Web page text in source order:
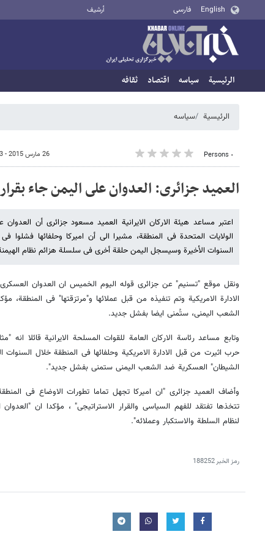
English فارسی أرشيف
الرئيسية سیاسه اقتصاد ثقافه
الرئيسية سیاسه
٠ Persons 26 مارس 2015 - 16:03
العمید جزائری: العدوان على الیمن جاء
اعتبر مساعد هیئة الارکان الایرانیة العمید مسعود جزائری أن العدوان
الولایات المتحدة فی المنطقة، مشیرا الى أن امیرکا وحلفائها
السنوات الأخیرة وسیسجل الیمن حلقة أخرى فی سلسلة هزائم نظام
ونقل موقع "تسنیم" عن جزائری قوله الیوم الخمیس ان العدوان
الادارة الامریکیة وتم تنفیذه من قبل عملائها و"مرتزقتها" فی
الشعب الیمنی، ستُمنى ایضا بفشل جدید.
وتابع مساعد رئاسة الارکان العامة للقوات المسلحة الایرانیة قائلا
حرب اثیرت من قبل الادارة الامریکیة وحلفائها فی المنطقة خلال السنوات
الشیطان" العسکریة ضد الشعب الیمنی ستمنى بفشل جدید".
وأضاف العمید جزائری "ان امیرکا تجهل تماما تطورات الاوضاع فی
تتخذها تفتقد للفهم السیاسی والقرار الاستراتیجی" ، مؤکدا ان
لنظام السلطة والاستکبار وعملائه".
رمز الخبر188252